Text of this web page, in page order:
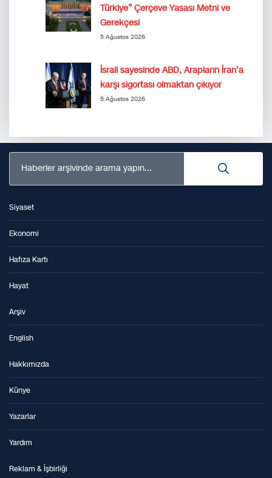
Türkiye” Çerçeve Yasası Metni ve
Gerekçesi
5 Ağustos 2026
İsrail sayesinde ABD, Arapların İran’a
karşı sigortası olmaktan çıkıyor
5 Ağustos 2026
Haberler arşivinde arama yapın...
Siyaset
Ekonomi
Hafıza Kartı
Hayat
Arşiv
English
Hakkımızda
Künye
Yazarlar
Yardım
Reklam & İşbirliği